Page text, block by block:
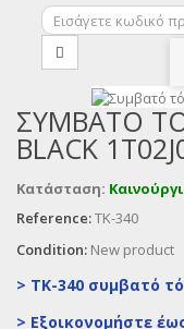
ΣΥΜΒΑΤΌ
BLACK
Κατάσταση:
Reference:TK-340
Condition: New product
> TK-340 συμβατό
> Εξοικονομήστε